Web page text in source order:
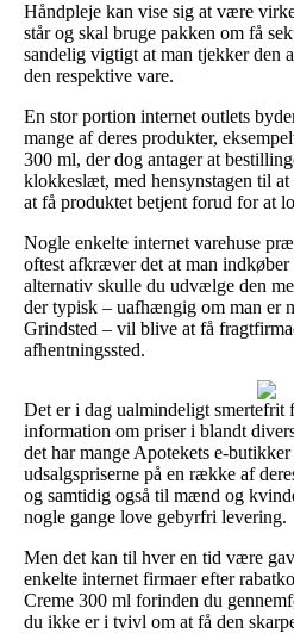
Håndpleje kan vise sig at være
står og skal bruge pakken om få
sandelig vigtigt at man tjekker den
den respektive vare.
En stor portion internet outlets
mange af deres produkter,
300 ml, der dog antager at
klokkeslæt, med hensynstagen til
at få produktet betjent forud for at
Nogle enkelte internet varehuse
oftest afkræver det at man indkøber
alternativ skulle du udvælge den
der typisk – uafhængig om man er
Grindsted – vil blive at få
afhentningssted.
Det er i dag ualmindeligt smertefrit
information om priser i blandt
det har mange Apotekets e-
udsalgspriserne på en række af
og samtidig også til mænd og
nogle gange love gebyrfri levering.
Men det kan til hver en tid være
enkelte internet firmaer efter
Creme 300 ml forinden du
du ikke er i tvivl om at få den